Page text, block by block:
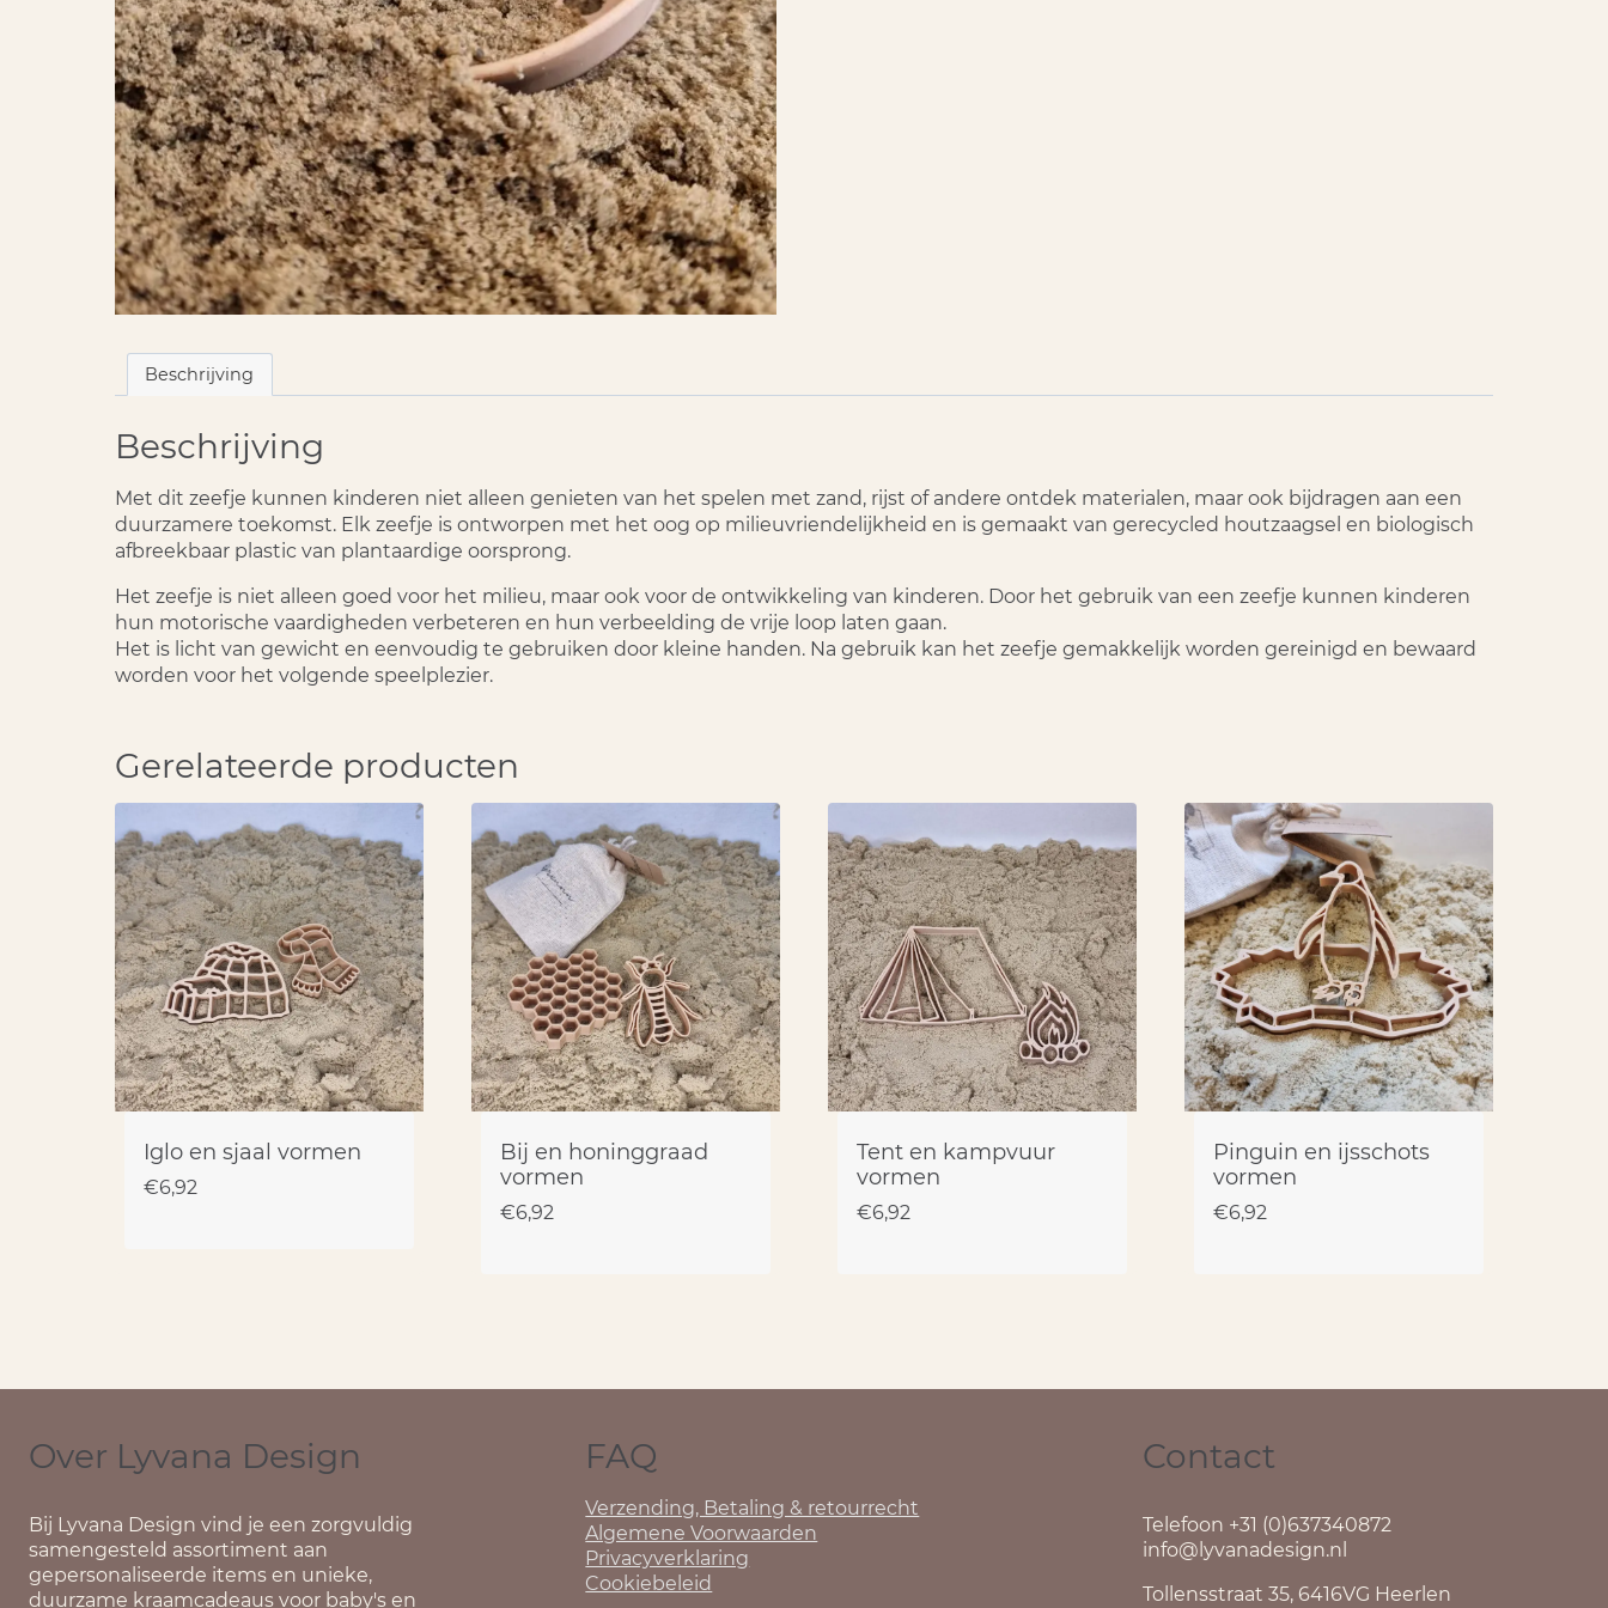
Beschrijving
Beschrijving
Met dit zeefje kunnen kinderen niet alleen genieten van het spelen met zand, rijst of andere ontdek materialen, maar ook bijdragen aan een
duurzamere toekomst. Elk zeefje is ontworpen met het oog op milieuvriendelijkheid en is gemaakt van gerecycled houtzaagsel en biologisch
afbreekbaar plastic van plantaardige oorsprong.
Het zeefje is niet alleen goed voor het milieu, maar ook voor de ontwikkeling van kinderen. Door het gebruik van een zeefje kunnen kinderen
hun motorische vaardigheden verbeteren en hun verbeelding de vrije loop laten gaan.
Het is licht van gewicht en eenvoudig te gebruiken door kleine handen. Na gebruik kan het zeefje gemakkelijk worden gereinigd en bewaard
worden voor het volgende speelplezier.
Gerelateerde producten
Iglo en sjaal vormen
€6,92
Bij en honinggraad
vormen
€6,92
Tent en kampvuur
vormen
€6,92
Pinguin en ijsschots
vormen
€6,92
Over Lyvana Design
Bij Lyvana Design vind je een zorgvuldig
samengesteld assortiment aan
gepersonaliseerde items en unieke,
duurzame kraamcadeaus voor baby's en
FAQ
Verzending, Betaling & retourrecht
Algemene Voorwaarden
Privacyverklaring
Cookiebeleid
Contact
Telefoon +31 (0)637340872
info@lyvanadesign.nl
Tollensstraat 35, 6416VG Heerlen